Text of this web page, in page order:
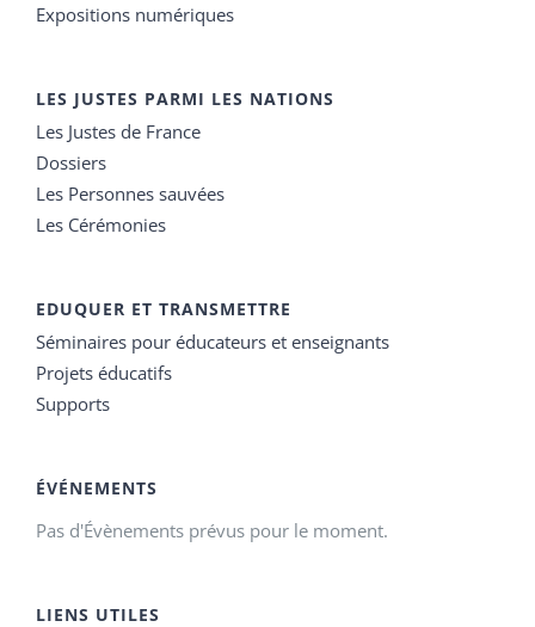
Expositions numériques
LES JUSTES PARMI LES NATIONS
Les Justes de France
Dossiers
Les Personnes sauvées
Les Cérémonies
EDUQUER ET TRANSMETTRE
Séminaires pour éducateurs et enseignants
Projets éducatifs
Supports
ÉVÉNEMENTS
Pas d'Évènements prévus pour le moment.
LIENS UTILES